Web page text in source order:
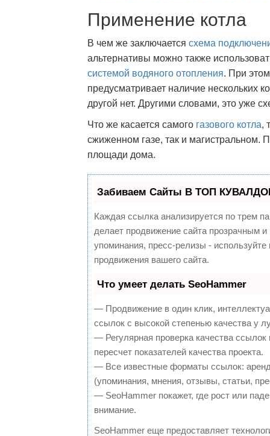
Применение котла
В чем же заключается схема
альтернативы можно также
системой водяного отопления. При
предусматривает наличие нескольких
другой нет. Другими словами, это уже
Что же касается самого газового котла,
сжиженном газе, так и магистральном.
площади дома.
Забиваем Сайты В ТОП
Каждая ссылка анализируется по трем
делает продвижение сайта прозрачным
упоминания, пресс-релизы -
продвижения вашего сайта.
Что умеет делать SeoHammer
— Продвижение в один клик,
ссылок с высокой степенью качества у
— Регулярная проверка качества
пересчет показателей качества проекта.
— Все известные форматы ссылок:
(упоминания, мнения, отзывы, статьи,
— SeoHammer покажет, где рост или
внимание.
SeoHammer еще предоставляет